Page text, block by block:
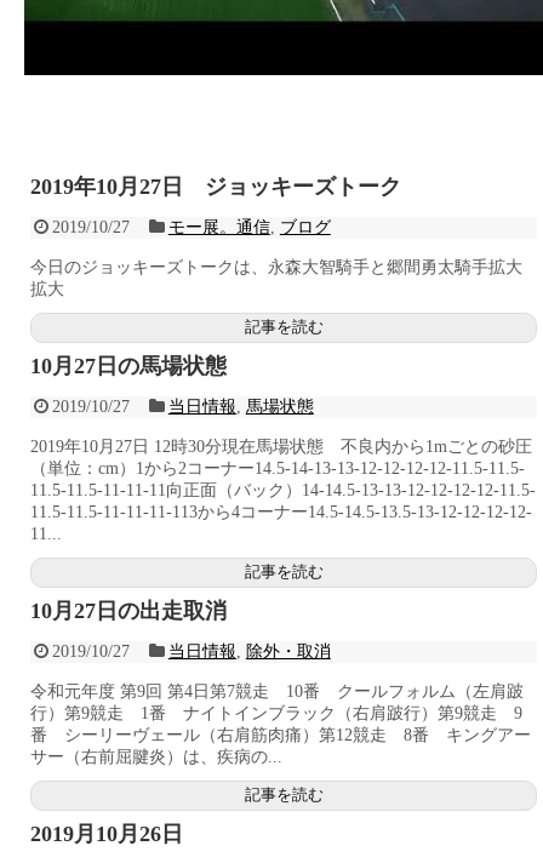
2019年10月27日 ジョッキーズトーク
2019/10/27 モー展。通信, ブログ
今日のジョッキーズトークは、永森大智騎手と郷間勇太騎手拡大
拡大
記事を読む
10月27日の馬場状態
2019/10/27 当日情報, 馬場状態
2019年10月27日 12時30分現在馬場状態 不良内から1mごとの砂圧
（単位：cm）1から2コーナー14.5-14-13-13-12-12-12-12-11.5-11.5-
11.5-11.5-11-11-11向正面（バック）14-14.5-13-13-12-12-12-12-11.5-
11.5-11.5-11-11-11-113から4コーナー14.5-14.5-13.5-13-12-12-12-12-
11...
記事を読む
10月27日の出走取消
2019/10/27 当日情報, 除外・取消
令和元年度 第9回 第4日第7競走 10番 クールフォルム（左肩跛
行）第9競走 1番 ナイトインブラック（右肩跛行）第9競走 9
番 シーリーヴェール（右肩筋肉痛）第12競走 8番 キングアー
サー（右前屈腱炎）は、疾病の...
記事を読む
2019月10月26日